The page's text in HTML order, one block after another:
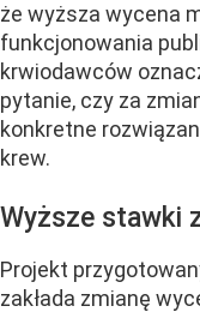
że wyższa wycena
funkcjonowania
krwiodawców
pytanie, czy za
konkretne
krew.
Wyższe stawki
Projekt
zakłada zmianę